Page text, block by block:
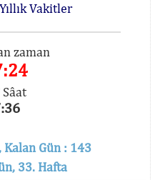
Yıllık Vakitler
zaman
Kalan Gün : 143
33. Hafta